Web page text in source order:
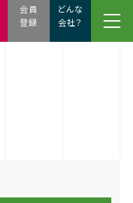
会員
登録
どんな
会社？